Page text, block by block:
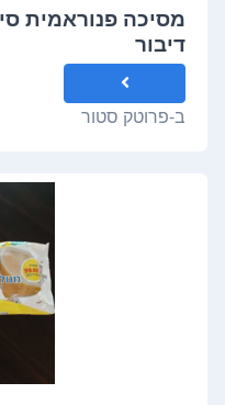
מסיכה פנוראמית
דיבור
ב-פרוטק סטור